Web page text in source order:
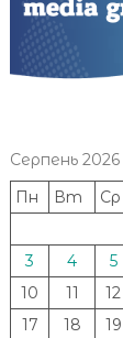
Серпень 2026
Пн
Вт Ср
3
4 5
10
11 12
17
18 19